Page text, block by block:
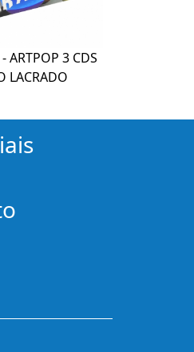
ARTPOP 3 CDS
LACRADO